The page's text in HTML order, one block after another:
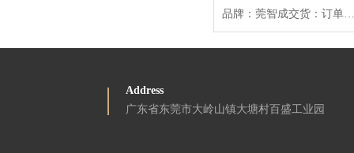
品牌：莞智成交货：订单生成后3-5天材质：丙纶纤维克重：80-800g/㎡（可定制）厚度：0.8-8mm（可定制）宽幅：3.2米内支持定制品质标准：生物相容性报告标准ISO9001-质量管理体系认证
Address
广东省东莞市大岭山镇大塘村百盛工业园